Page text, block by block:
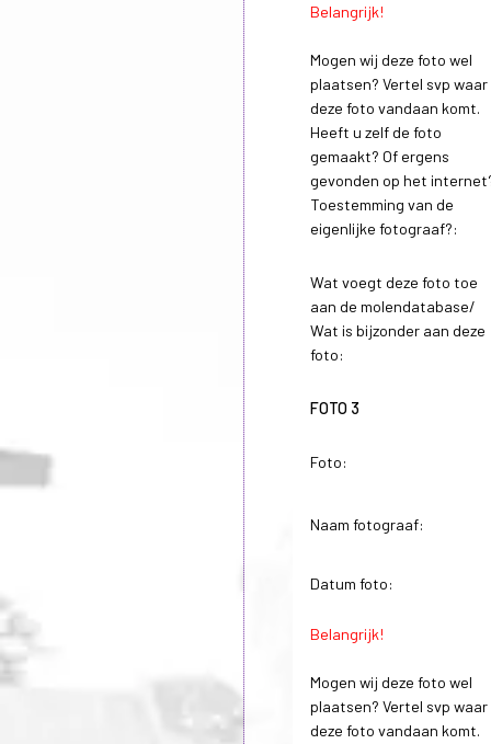
Belangrijk!
Mogen wij deze foto wel
plaatsen? Vertel svp waar
deze foto vandaan komt.
Heeft u zelf de foto
gemaakt? Of ergens
gevonden op het
Toestemming van de
eigenlijke fotograaf?:
Wat voegt deze foto toe
aan de molendatabase/
Wat is bijzonder aan deze
foto:
FOTO 3
Foto:
Naam fotograaf:
Datum foto:
Belangrijk!
Mogen wij deze foto wel
plaatsen? Vertel svp waar
deze foto vandaan komt.